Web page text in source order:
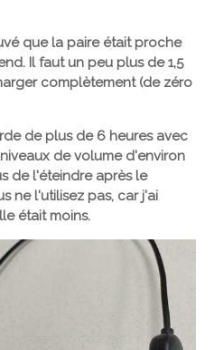
que la paire était proche
Il faut un peu plus de 1,5
complètement (de zéro
de plus de 6 heures avec
de volume d'environ
de l'éteindre après le
ne l'utilisez pas, car j'ai
était moins.